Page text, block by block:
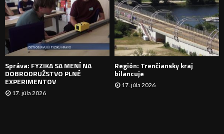
N
I
E
Správa: FYZIKA SA MENÍ NA
DOBRODRUŽSTVO PLNÉ
EXPERIMENTOV
17. júla 2026
Región: Trenčiansky kraj
bilancuje
17. júla 2026